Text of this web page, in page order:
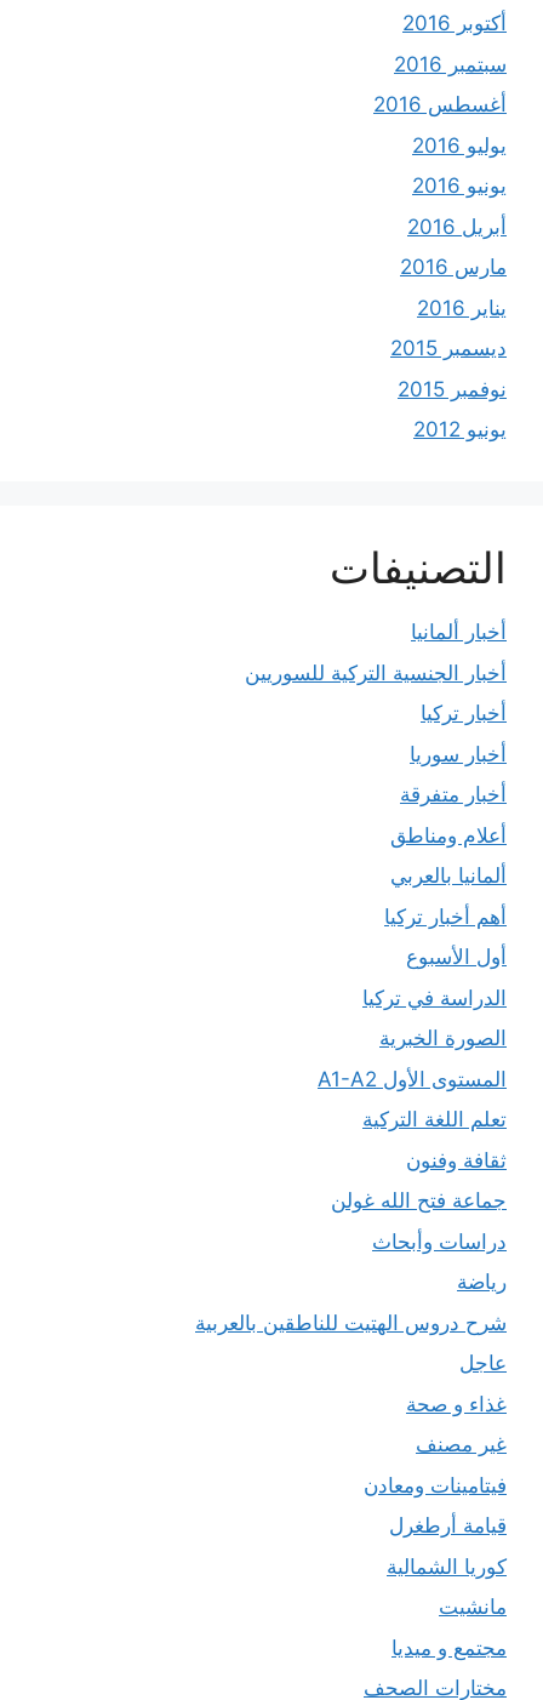
أكتوبر 2016
سبتمبر 2016
أغسطس 2016
يوليو 2016
يونيو 2016
أبريل 2016
مارس 2016
يناير 2016
ديسمبر 2015
نوفمبر 2015
يونيو 2012
التصنيفات
أخبار ألمانيا
أخبار الجنسية التركية للسوريين
أخبار تركيا
أخبار سوريا
أخبار متفرقة
أعلام ومناطق
ألمانيا بالعربي
أهم أخبار تركيا
أول الأسبوع
الدراسة في تركيا
الصورة الخبرية
المستوى الأول A1-A2
تعلم اللغة التركية
ثقافة وفنون
جماعة فتح الله غولن
دراسات وأبحاث
رياضة
شرح دروس الهتيت للناطقين بالعربية
عاجل
غذاء و صحة
غير مصنف
فيتامينات ومعادن
قيامة أرطغرل
كوريا الشمالية
مانشيت
مجتمع و ميديا
مختارات الصحف